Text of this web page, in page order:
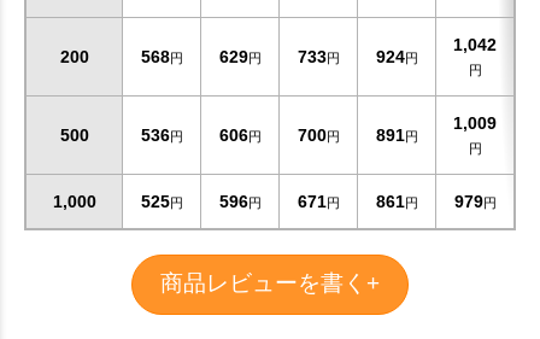
200 568円 629円 733円 924円
1,042
円
500 536円 606円 700円 891円
1,009
円
1,000 525円 596円 671円 861円 979円
商品レビューを書く+